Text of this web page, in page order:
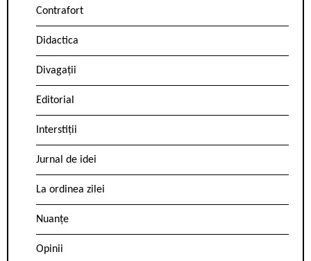
Contrafort
Didactica
Divagații
Editorial
Interstiții
Jurnal de idei
La ordinea zilei
Nuanțe
Opinii